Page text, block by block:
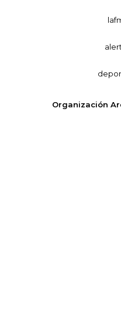
Organización